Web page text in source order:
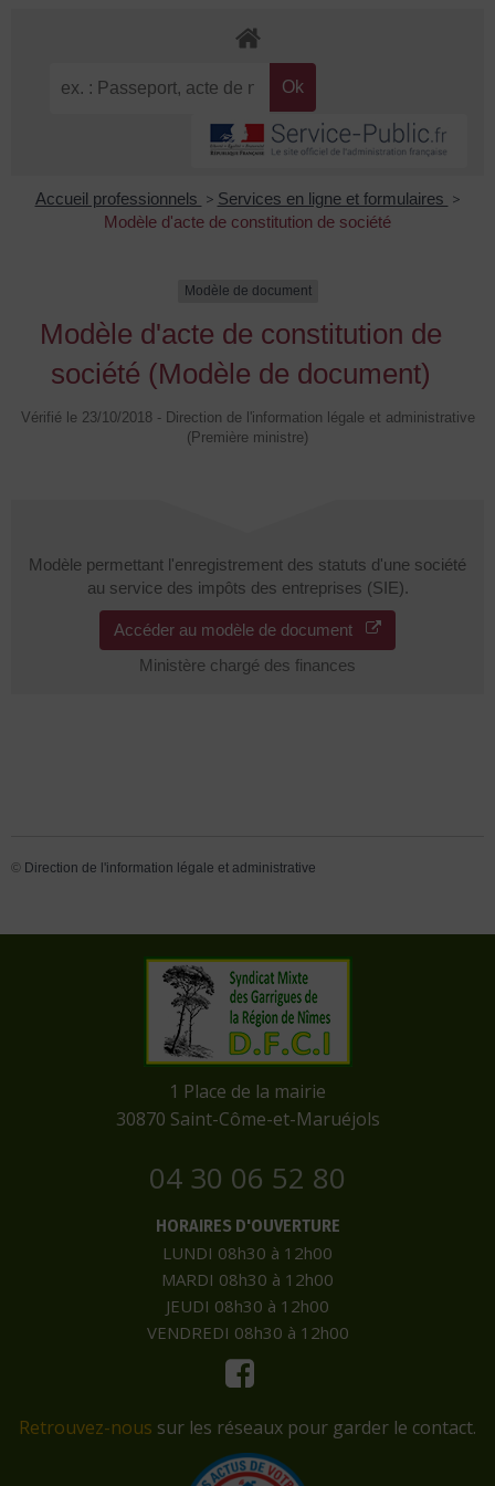
Accueil professionnels > Services en ligne et formulaires >
Modèle d'acte de constitution de société
Modèle de document
Modèle d'acte de constitution de
société (Modèle de document)
Vérifié le 23/10/2018 - Direction de l'information légale et administrative
(Première ministre)
Modèle permettant l'enregistrement des statuts d'une société
au service des impôts des entreprises (SIE).
Accéder au modèle de document
Ministère chargé des finances
© Direction de l'information légale et administrative
​1 Place de la mairie
​30870 Saint-Côme-et-Maruéjols
04 30 06 52 80
HORAIRES D'OUVERTURE
LUNDI 08h30 à 12h00
MARDI 08h30 à 12h00
JEUDI 08h30 à 12h00
VENDREDI 08h30 à 12h00
Retrouvez-nous sur les réseaux pour garder le contact.